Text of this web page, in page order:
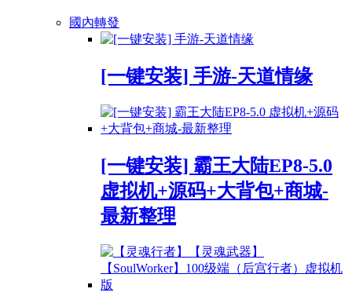
國內轉發
[一键安装] 手游-天道情缘
[一键安装] 霸王大陆EP8-5.0
虚拟机+源码+大背包+商城-
最新整理